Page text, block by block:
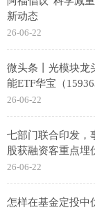
新动态
26-06-22
微头条丨光模块龙
能ETF华宝（
26-06-22
七部门联合印发，
股获融资客重点埋
26-06-22
怎样在基金定投中